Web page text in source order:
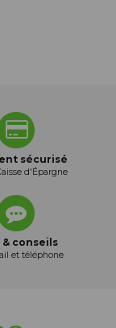
sécurisé
d'Épargne
& conseils
et téléphone